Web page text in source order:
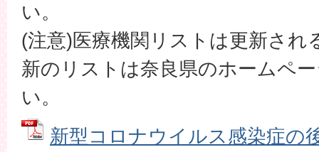
い。
(注意)医療機関リストは更新され
新のリストは奈良県のホームペ
い。
新型コロナウイルス感染症の